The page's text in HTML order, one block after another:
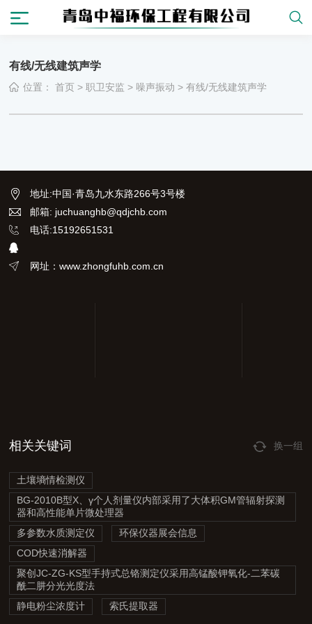
有线/无线建筑声学
位置：首页 >职卫安监 > 噪声振动 >有线/无线建筑声学
地址:中国·青岛九水东路266号3号楼
邮箱: juchuanghb@qdjchb.com
电话:15192651531
网址：www.zhongfuhb.com.cn
相关关键词 换一组
土壤墒情检测仪
BG-2010B型X、γ个人剂量仪内部采用了大体积GM管辐射探测
器和高性能单片微处理器
多参数水质测定仪
环保仪器展会信息
COD快速消解器
聚创JC-ZG-KS型手持式总铬测定仪采用高锰酸钾氧化-二苯碳
酰二肼分光光度法
静电粉尘浓度计
索氏提取器